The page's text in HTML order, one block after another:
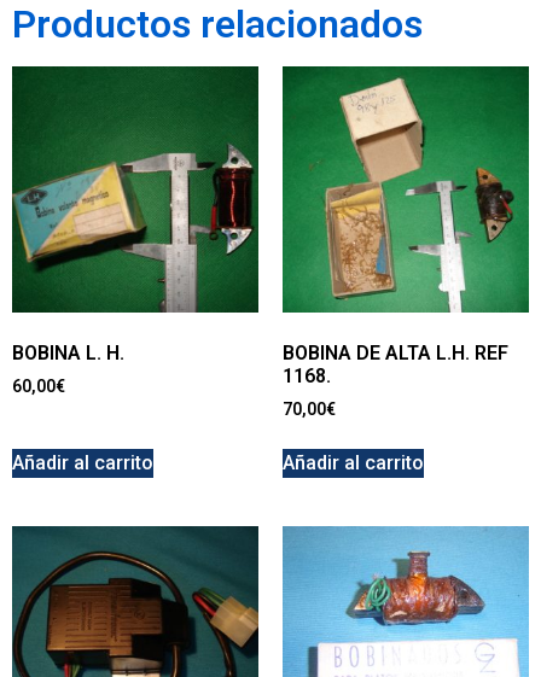
Productos relacionados
BOBINA L. H.
60,00€
Añadir al carrito
BOBINA DE ALTA L.H. REF
1168.
70,00€
Añadir al carrito